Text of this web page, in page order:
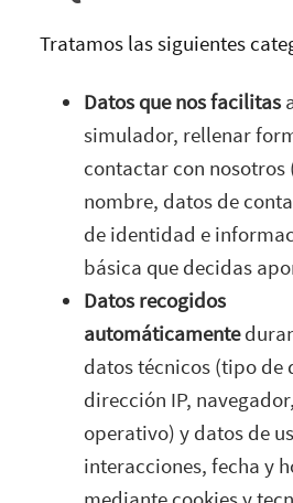
Tratamos las siguientes
Datos que nos facilitas
simulador, rellenar
contactar con
nombre, datos de
de identidad e
básica que decidas
Datos recogidos
automáticamente
datos técnicos (tipo de
dirección IP,
operativo) y datos de
interacciones, fecha y